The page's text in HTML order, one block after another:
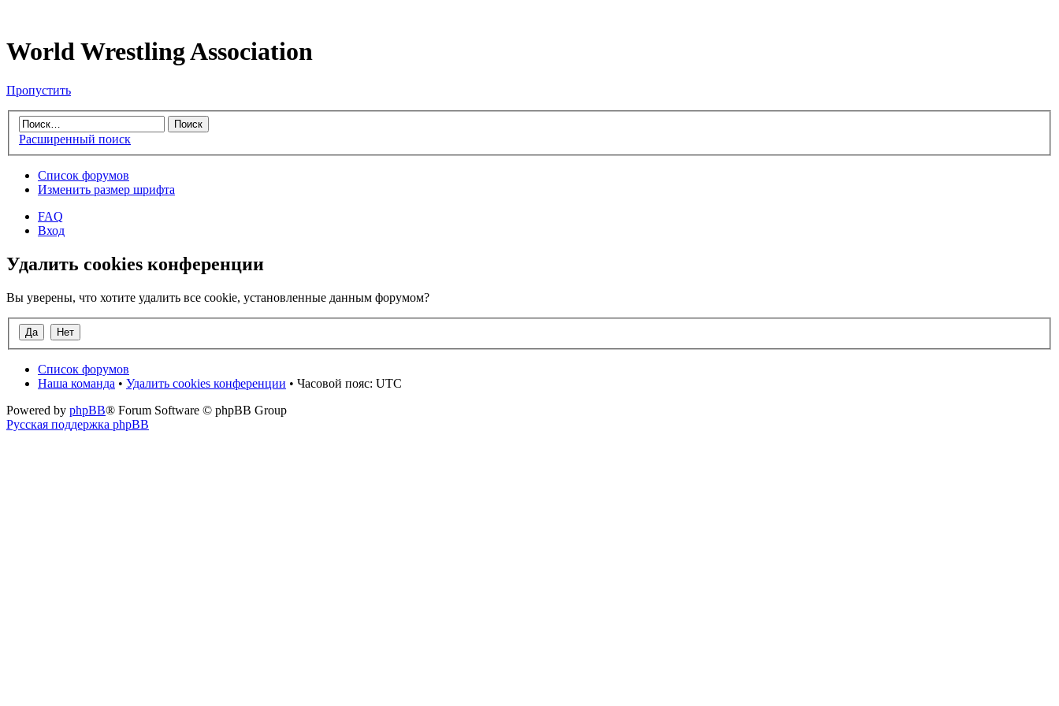
World Wrestling Association
Пропустить
Расширенный поиск
Список форумов
Изменить размер шрифта
FAQ
Вход
Удалить cookies конференции
Вы уверены, что хотите удалить все cookie, установленные данным форумом?
Список форумов
Наша команда • Удалить cookies конференции • Часовой пояс: UTC
Powered by phpBB® Forum Software © phpBB Group
Русская поддержка phpBB